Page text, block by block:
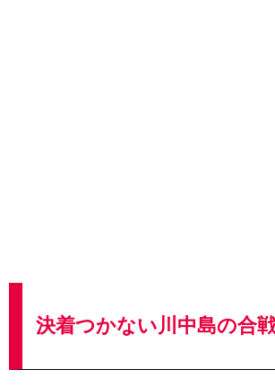
決着つかない川中島の合